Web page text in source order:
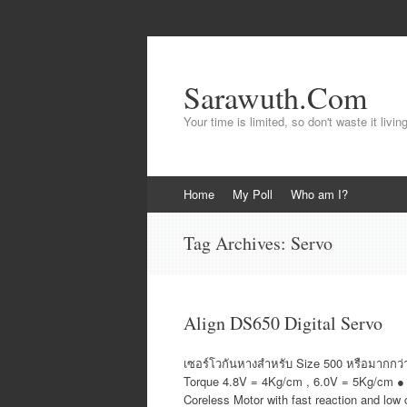
Sarawuth.Com
Your time is limited, so don't waste it
to
Home My Poll Who am I?
Tag Archives: Servo
Align DS650 Digital Servo
เซอร์โวกันหางสำหรับ Size 500 หรือมากก
Torque 4.8V = 4Kg/cm , 6.0V = 5Kg/cm
Coreless Motor with fast reaction and